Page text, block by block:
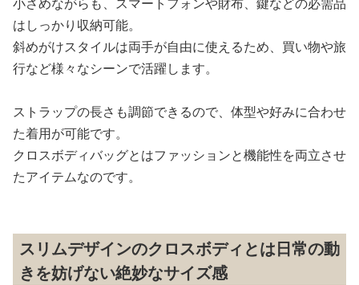
はしっかり収納可能。
斜めがけスタイルは両手が自由に使えるため、買い物や旅
行など様々なシーンで活躍します。
ストラップの長さも調節できるので、体型や好みに合わせ
た着用が可能です。
クロスボディバッグとはファッションと機能性を両立させ
たアイテムなのです。
スリムデザインのクロスボディとは日常の動
きを妨げない絶妙なサイズ感